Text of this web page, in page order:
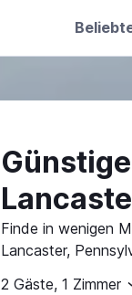
Finde in wenigen
Lancaster,
2 Gäste, 1 Zimmer